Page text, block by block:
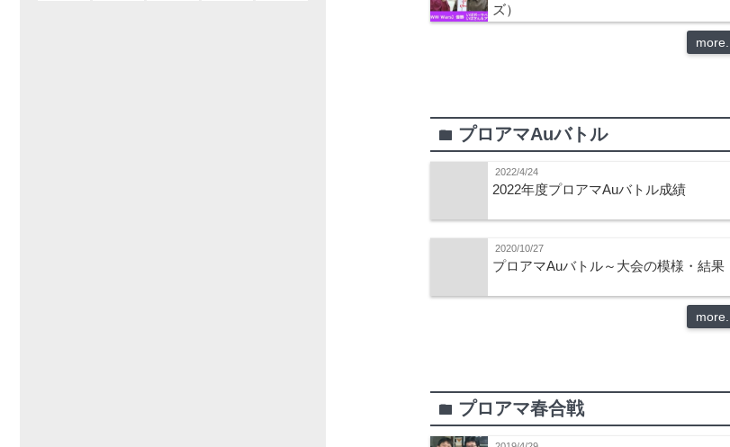
ズ）
more...
folder プロアマAuバトル
2022/4/24
2022年度プロアマAuバトル成績
2020/10/27
プロアマAuバトル～大会の模様・結果
more...
folder プロアマ春合戦